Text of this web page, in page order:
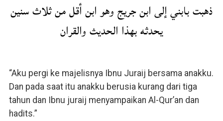
ذهبت بابني إلى ابن جريج وهو ابن أقل من ثلاث سنين
يحدثه بهذا الحديث والقران
“Aku pergi ke majelisnya Ibnu Juraij bersama anakku.
Dan pada saat itu anakku berusia kurang dari tiga
tahun dan Ibnu juraij menyampaikan Al-Qur’an dan
hadits.”